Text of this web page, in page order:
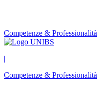
Competenze & Professionalità
|
Competenze & Professionalità